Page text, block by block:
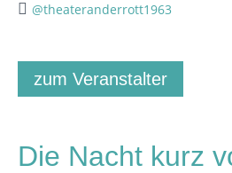
@theateranderrott1963
zum Veranstalter
Die Nacht kurz